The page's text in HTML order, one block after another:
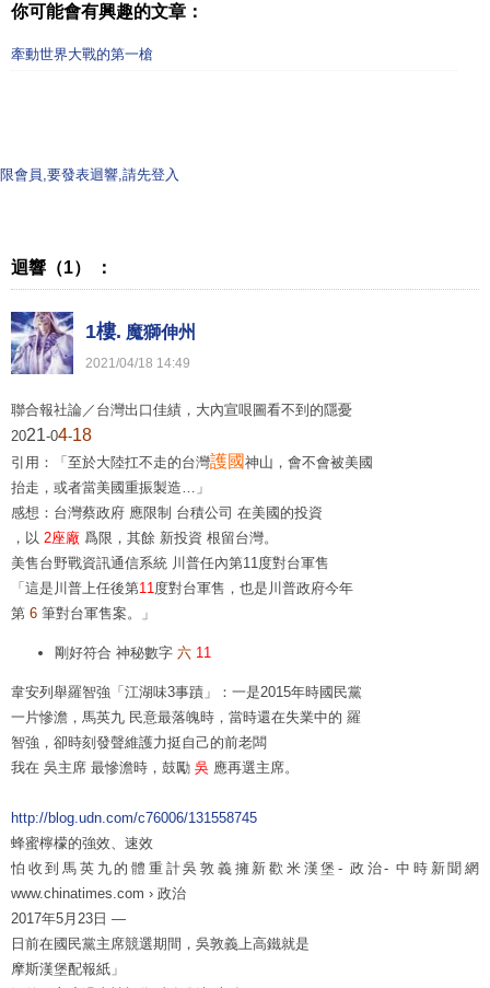
你可能會有興趣的文章：
牽動世界大戰的第一槍
限會員,要發表迴響,請先登入
迴響（1） ：
1樓. 魔獅伸州
2021 /04/18 14:49
聯合報社論／台灣出口佳績，大內宣哏圖看不到的隱憂
2021-04-18
引用：「至於大陸扛不走的台灣護國神山，會不會被美國
抬走，或者當美國重振製造…」
感想：台灣蔡政府 應限制 台積公司 在美國的投資
，以 2座廠 爲限，其餘 新投資 根留台灣。
美售台野戰資訊通信系統 川普任內第11度對台軍售
「這是川普上任後第11 度對台軍售，也是川普政府今年
第 6 筆對台軍售案。」
剛好符合 神秘數字 六 11
韋安列舉羅智強「江湖味3事蹟」：一是2015年時國民黨
一片慘澹，馬英九 民意最落魄時，當時還在失業中的 羅
智強，卻時刻發聲維護力挺自己的前老闆
我在 吳主席 最慘澹時，鼓勵 吳 應再選主席。
http://blog.udn.com/c76006/131558745
蜂蜜檸檬的強效、速效
怕收到馬英九的體重計吳敦義擁新歡米漢堡- 政治- 中時新聞網
www.chinatimes.com › 政治
2017年5月23日 —
日前在國民黨主席競選期間，吳敦義上高鐵就是
摩斯漢堡配報紙」